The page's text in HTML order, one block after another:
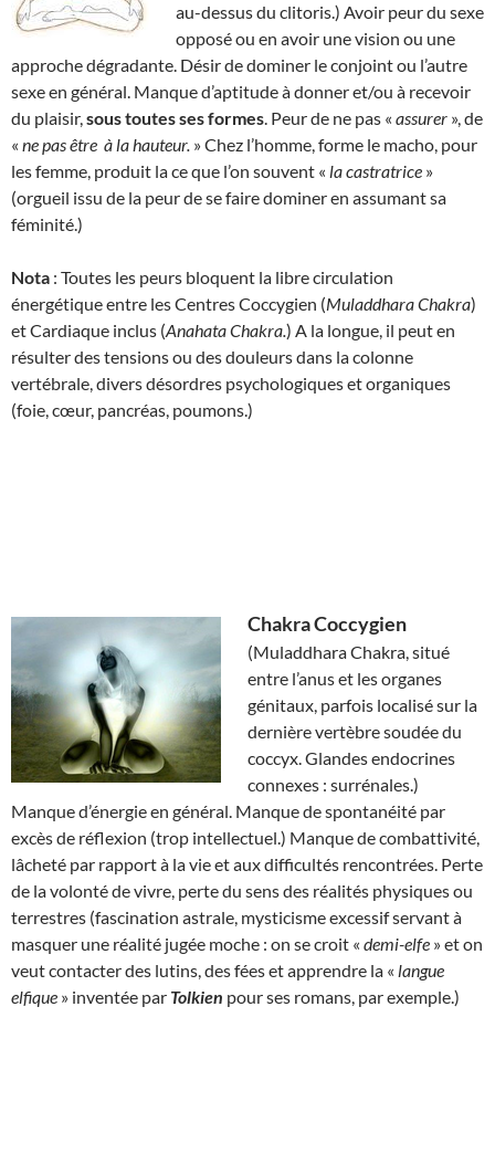
au-dessus du clitoris.) Avoir peur du sexe
opposé ou en avoir une vision ou une
approche dégradante. Désir de dominer le conjoint ou l’autre
sexe en général. Manque d’aptitude à donner et/ou à recevoir
du plaisir,sous toutes ses formes. Peur de ne pas « assurer », de
« ne pas être à la hauteur. » Chez l’homme, forme le macho, pour
les femme, produit la ce que l’on souvent « lacastratrice »
(orgueil issu de la peur de se faire dominer en assumant sa
féminité.)
Nota : Toutes les peurs bloquent la libre circulation
énergétique entre les Centres Coccygien (Muladdhara Chakra)
et Cardiaque inclus (Anahata Chakra.) A la longue, il peut en
résulter des tensions ou des douleurs dans la colonne
vertébrale, divers désordres psychologiques et organiques
(foie, cœur, pancréas, poumons.)
ChakraCoccygien
(Muladdhara Chakra, situé
entre l’anus et les organes
génitaux, parfois localisé sur la
dernière vertèbre soudée du
coccyx. Glandes endocrines
connexes : surrénales.)
Manque d’énergie en général. Manque de spontanéité par
excès de réflexion (trop intellectuel.) Manque de combattivité,
lâcheté par rapport à la vie et aux difficultés rencontrées. Perte
de la volonté de vivre, perte du sens des réalités physiques ou
terrestres (fascination astrale, mysticisme excessif servant à
masquer une réalité jugée moche : on se croit « demi-elfe » et on
veut contacter des lutins, des fées et apprendre la « langue
elfique » inventée par Tolkien pour ses romans, par exemple.)